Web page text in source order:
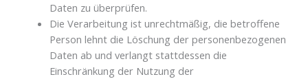
Daten zu überprüfen.
Die Verarbeitung ist unrechtmäßig, die betroffene
Person lehnt die Löschung der personenbezogenen
Daten ab und verlangt stattdessen die
Einschränkung der Nutzung der